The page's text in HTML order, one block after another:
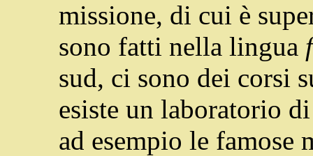
missione, di cui è
sono fatti nella lingua
sud, ci sono dei corsi
esiste un laboratorio
ad esempio le famose